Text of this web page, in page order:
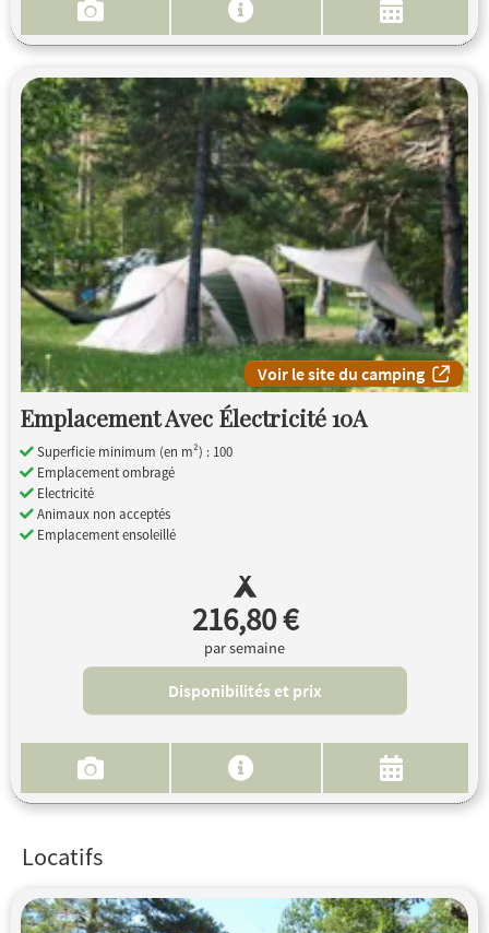
Voir le site du camping
Emplacement Avec Électricité 10A
Superficie minimum (en m²) : 100
Emplacement ombragé
Electricité
Animaux non acceptés
Emplacement ensoleillé
216,80 €
par semaine
Disponibilités et prix
Locatifs